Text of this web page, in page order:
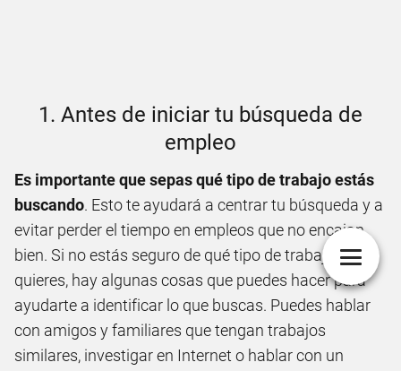
1. Antes de iniciar tu búsqueda de
empleo
Es importante que sepas qué tipo de trabajo estás
buscando. Esto te ayudará a centrar tu búsqueda y a
evitar perder el tiempo en empleos que no encajan
bien. Si no estás seguro de qué tipo de trabajo
quieres, hay algunas cosas que puedes hacer para
ayudarte a identificar lo que buscas. Puedes hablar
con amigos y familiares que tengan trabajos
similares, investigar en Internet o hablar con un